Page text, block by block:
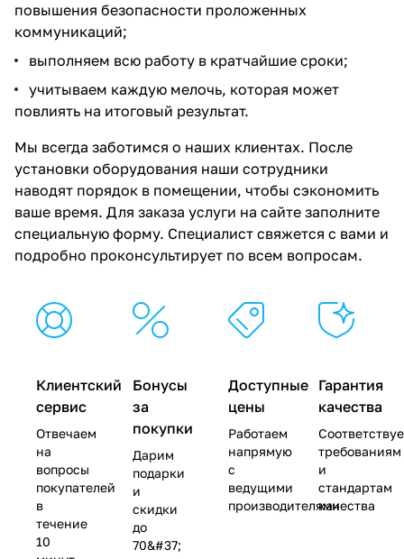
повышения безопасности проложенных
коммуникаций;
выполняем всю работу в кратчайшие сроки;
учитываем каждую мелочь, которая может
повлиять на итоговый результат.
Мы всегда заботимся о наших клиентах. После
установки оборудования наши сотрудники
наводят порядок в помещении, чтобы сэкономить
ваше время. Для заказа услуги на сайте заполните
специальную форму. Специалист свяжется с вами и
подробно проконсультирует по всем вопросам.
Клиентский
сервис
Отвечаем
на
вопросы
покупателей
в
течение
10
Бонусы
за
покупки
Дарим
подарки
и
скидки
до
70&#37;
Доступные
цены
Работаем
напрямую
с
ведущими
производителями
Гарантия
качества
требованиям
и
стандартам
качества